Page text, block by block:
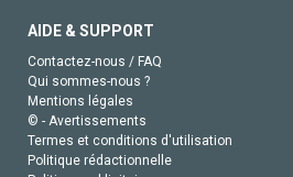
AIDE & SUPPORT
Contactez-nous / FAQ
Qui sommes-nous ?
Mentions légales
© - Avertissements
Termes et conditions d'utilisation
Politique rédactionnelle